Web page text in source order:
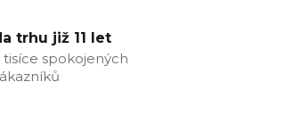
trhu již 11 let
tisíce spokojených